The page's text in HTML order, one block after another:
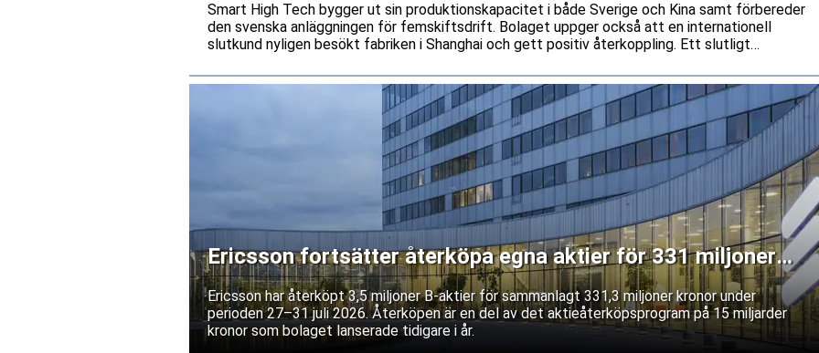
Smart High Tech bygger ut sin produktionskapacitet i både Sverige och Kina samt förbereder
den svenska anläggningen för femskiftsdrift. Bolaget uppger också att en internationell
slutkund nyligen besökt fabriken i Shanghai och gett positiv återkoppling. Ett slutligt
Ericsson fortsätter återköpa egna aktier för 331 miljoner
kronor
Ericsson har återköpt 3,5 miljoner B-aktier för sammanlagt 331,3 miljoner kronor under
perioden 27–31 juli 2026. Återköpen är en del av det aktieåterköpsprogram på 15 miljarder
kronor som bolaget lanserade tidigare i år.